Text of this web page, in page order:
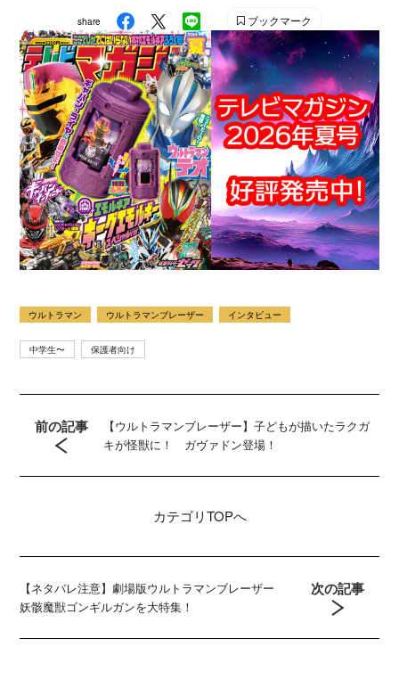
share ブックマーク
ウルトラマン ウルトラマンブレーザー インタビュー
中学生〜 保護者向け
前の記事
【ウルトラマンブレーザー】子どもが描いたラクガ
キが怪獣に！ ガヴァドン登場！
カテゴリTOPへ
【ネタバレ注意】劇場版ウルトラマンブレーザー
妖骸魔獣ゴンギルガンを大特集！
次の記事